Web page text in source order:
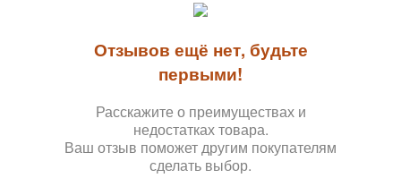
Отзывов ещё нет, будьте
первыми!
Расскажите о преимуществах и
недостатках товара.
Ваш отзыв поможет другим покупателям
сделать выбор.